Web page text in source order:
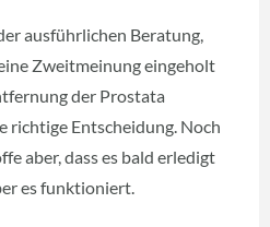
ausführlichen Beratung,
Zweitmeinung eingeholt
der Prostata
richtige Entscheidung. Noch
aber, dass es bald erledigt
es funktioniert.